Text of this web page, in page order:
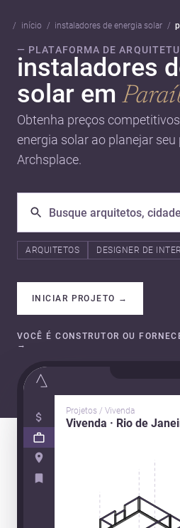
início instaladores de energia solar
— PLATAFORMA DE
instaladores
solar em
Obtenha preços
energia solar ao planejar
Archsplace.
ARQUITETOS DESIGNER DE
INICIAR PROJETO →
VOCÊ É CONSTRUTOR OU
→
Projetos / Vivenda
Vivenda · Rio de